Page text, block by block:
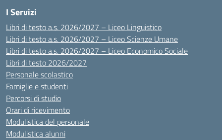
I Servizi
Libri di testo a.s. 2026/2027 – Liceo Linguistico
Libri di testo a.s. 2026/2027 – Liceo Scienze Umane
Libri di testo a.s. 2026/2027 – Liceo Economico Sociale
Libri di testo 2026/2027
Personale scolastico
Famiglie e studenti
Percorsi di studio
Orari di ricevimento
Modulistica del personale
Modulistica alunni